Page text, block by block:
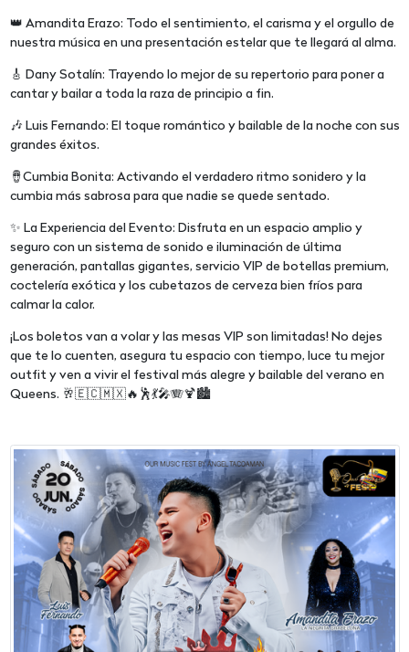
👑 Amandita Erazo: Todo el sentimiento, el carisma y el orgullo de
nuestra música en una presentación estelar que te llegará al alma.
🎸 Dany Sotalín: Trayendo lo mejor de su repertorio para poner a
cantar y bailar a toda la raza de principio a fin.
🎶 Luis Fernando: El toque romántico y bailable de la noche con sus
grandes éxitos.
🪘Cumbia Bonita: Activando el verdadero ritmo sonidero y la
cumbia más sabrosa para que nadie se quede sentado.
✨ La Experiencia del Evento: Disfruta en un espacio amplio y
seguro con un sistema de sonido e iluminación de última
generación, pantallas gigantes, servicio VIP de botellas premium,
coctelería exótica y los cubetazos de cerveza bien fríos para
calmar la calor.
¡Los boletos van a volar y las mesas VIP son limitadas! No dejes
que te lo cuenten, asegura tu espacio con tiempo, luce tu mejor
outfit y ven a vivir el festival más alegre y bailable del verano en
Queens. 🥂🇪🇨🇲🇽🔥🕺💃🎤🪗🍹🏙️